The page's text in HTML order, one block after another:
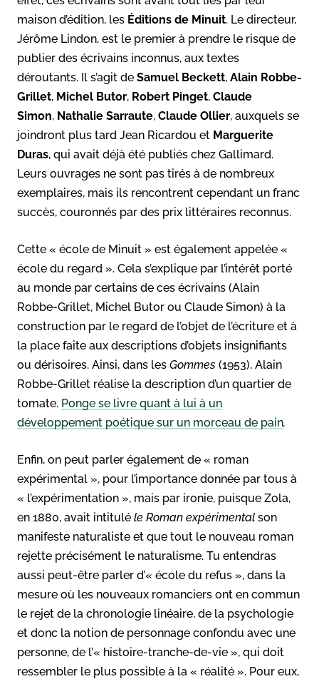
maison d’édition, les Éditions de Minuit. Le directeur,
Jérôme Lindon, est le premier à prendre le risque de
publier des écrivains inconnus, aux textes
déroutants. Il s’agit de Samuel Beckett, Alain Robbe-
Grillet, Michel Butor, Robert Pinget, Claude
Simon, Nathalie Sarraute, Claude Ollier, auxquels se
joindront plus tard Jean Ricardou et Marguerite
Duras, qui avait déjà été publiés chez Gallimard.
Leurs ouvrages ne sont pas tirés à de nombreux
exemplaires, mais ils rencontrent cependant un franc
succès, couronnés par des prix littéraires reconnus.
Cette « école de Minuit » est également appelée «
école du regard ». Cela s’explique par l’intérêt porté
au monde par certains de ces écrivains (Alain
Robbe-Grillet, Michel Butor ou Claude Simon) à la
construction par le regard de l’objet de l’écriture et à
la place faite aux descriptions d’objets insignifiants
ou dérisoires. Ainsi, dans les Gommes (1953), Alain
Robbe-Grillet réalise la description d’un quartier de
tomate. Ponge se livre quant à lui à un
développement poétique sur un morceau de pain.
Enfin, on peut parler également de « roman
expérimental », pour l’importance donnée par tous à
« l’expérimentation », mais par ironie, puisque Zola,
en 1880, avait intitulé le Roman expérimental son
manifeste naturaliste et que tout le nouveau roman
rejette précisément le naturalisme. Tu entendras
aussi peut-être parler d’« école du refus », dans la
mesure où les nouveaux romanciers ont en commun
le rejet de la chronologie linéaire, de la psychologie
et donc la notion de personnage confondu avec une
personne, de l’« histoire-tranche-de-vie », qui doit
ressembler le plus possible à la « réalité ». Pour eux,